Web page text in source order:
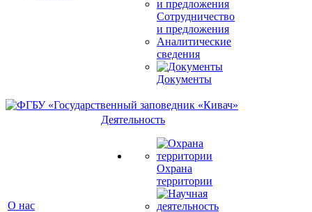
Сотрудничество
и предложения
Аналитические
сведения
Документы
О нас
Деятельность
Охрана
территории